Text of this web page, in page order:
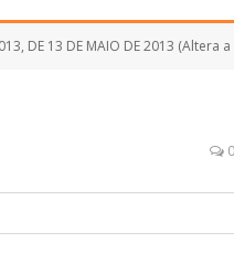
DE 13 DE MAIO DE 2013
0